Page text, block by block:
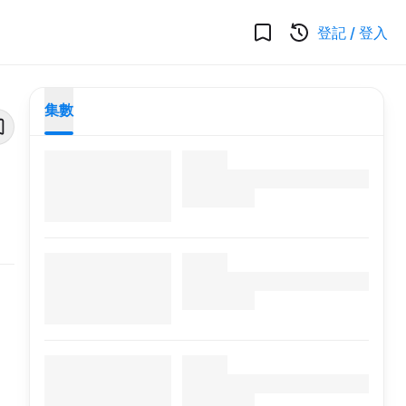
登記 / 登入
集數